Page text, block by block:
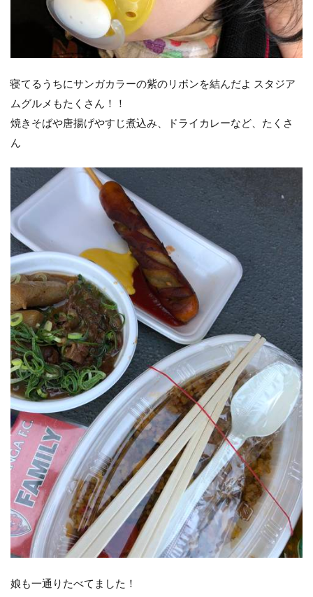
寝てるうちにサンガカラーの紫のリボンを結んだよ︎ スタジア
ムグルメもたくさん！！
焼きそばや唐揚げやすじ煮込み、ドライカレーなど、たくさ
ん︎
娘も一通りたべてました！